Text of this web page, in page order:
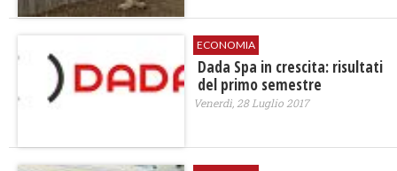
ECONOMIA
Dada Spa in crescita: risultati
del primo semestre
Venerdì, 28 Luglio 2017